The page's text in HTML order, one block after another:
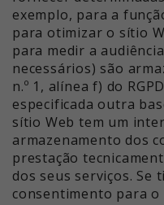
exemplo, para a
para otimizar o sítio
para medir a
necessários) são
n.º 1, alínea f) do
especificada outra
sítio Web tem um
armazenamento dos
prestação
dos seus serviços. Se
consentimento para o